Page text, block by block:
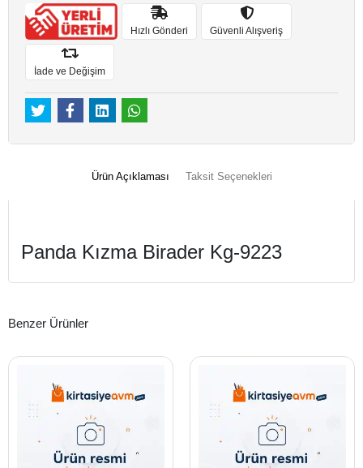
Hızlı Gönderi Güvenli Alışveriş
İade ve Değişim
Ürün Açıklaması Taksit Seçenekleri
Panda Kızma Birader Kg-9223
Benzer Ürünler